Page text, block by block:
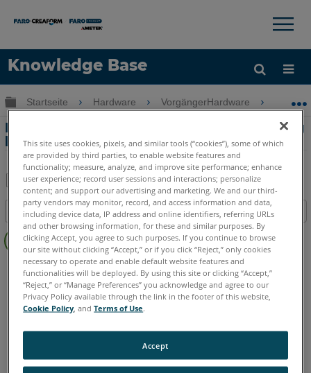
Knowledge Base
Sprache
Hilfe holen Anmelden
×
Globale Hierarchie auf- und zuklappen
Startseite Hardware VorgängerHardware
Probleme mit der Bluetooth Verbindung
beim Vorgänger-Quantum FaroArm
Als
PDF
speichern
Teilen
Inhaltsangabe
Keine
Header
FaroArm/ScanArm Legacy Quantum
Englisch Japanisch
This site uses cookies, pixels, and similar tools (“cookies”), some of which
are provided by third parties, to enable website features and
functionality; measure, analyze, and improve site performance; enhance
user experience; record user sessions and interactions; personalize
content; and support our advertising and marketing. We and our third-
party vendors may monitor, record, and access information and data,
including device data, IP address and online identifiers, referring URLs
and other browsing information, for these and similar purposes. By
clicking Accept, you agree to such purposes. If you continue to browse
our site without clicking “Accept,” or if you click “Reject,” only cookies
necessary to operate and enable default website features and
functionalities will be deployed. By using this site or clicking “Accept,”
“Reject,” or “Manage Preferences” you acknowledge and agree to our
Privacy Policy available through the link in the footer of this website,
Cookie Policy , andTerms of Use.
Accept